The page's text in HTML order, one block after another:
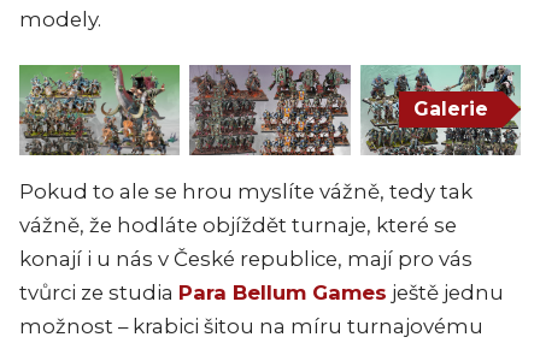
modely.
Galerie
Pokud to ale se hrou myslíte vážně, tedy tak
vážně, že hodláte objíždět turnaje, které se
konají i u nás v České republice, mají pro vás
tvůrci ze studia Para Bellum Games ještě jednu
možnost – krabici šitou na míru turnajovému